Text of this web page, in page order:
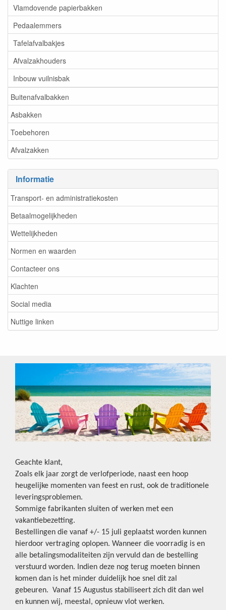
Vlamdovende papierbakken
Pedaalemmers
Tafelafvalbakjes
Afvalzakhouders
Inbouw vuilnisbak
Buitenafvalbakken
Asbakken
Toebehoren
Afvalzakken
Informatie
Transport- en administratiekosten
Betaalmogelijkheden
Wettelijkheden
Normen en waarden
Contacteer ons
Klachten
Social media
Nuttige linken
Geachte klant,
Zoals elk jaar zorgt de verlofperiode, naast een hoop
heugelijke momenten van feest en rust, ook de traditionele
leveringsproblemen.
Sommige fabrikanten sluiten of werken met een
vakantiebezetting.
Bestellingen die vanaf +/- 15 juli geplaatst worden kunnen
hierdoor vertraging oplopen. Wanneer die voorradig is en
alle betalingsmodaliteiten zijn vervuld dan de bestelling
verstuurd worden. Indien deze nog terug moeten binnen
komen dan is het minder duidelijk hoe snel dit zal
gebeuren. Vanaf 15 Augustus stabiliseert zich dit dan wel
en kunnen wij, meestal, opnieuw vlot werken.